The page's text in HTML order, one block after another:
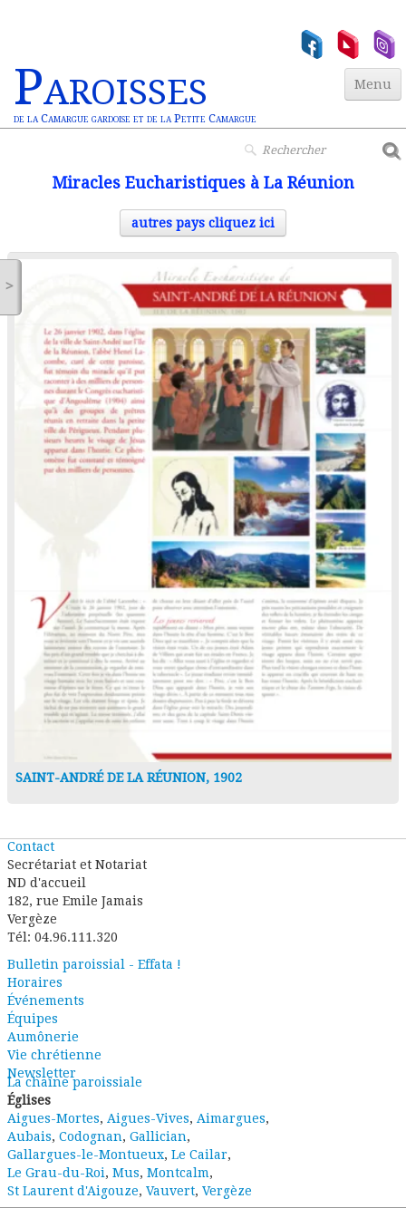
Paroisses
de la Camargue gardoise et de la Petite Camargue
Menu
Vie Chrétienne
Miracles Euchar.
Contact
>
Miracles Eucharistiques à La Réunion
autres pays cliquez ici
SAINT-ANDRÉ DE LA RÉUNION, 1902
Contact
Secrétariat et Notariat
ND d'accueil
182, rue Emile Jamais
Vergèze
Tél: 04.96.111.320
Bulletin paroissial - Effata !
Horaires
Événements
Équipes
Aumônerie
Vie chrétienne
Newsletter
La chaîne paroissiale
Églises
Aigues-Mortes, Aigues-Vives, Aimargues,
Aubais, Codognan, Gallician,
Gallargues-le-Montueux, Le Cailar,
Le Grau-du-Roi, Mus, Montcalm,
St Laurent d'Aigouze, Vauvert, Vergèze